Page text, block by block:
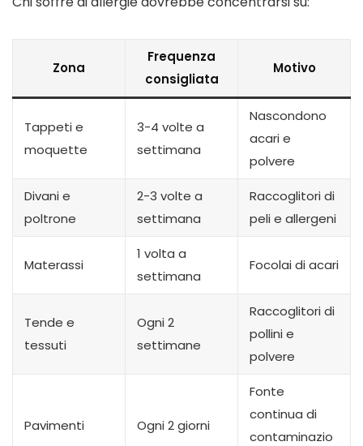
Zona
Frequenza
consigliata
Motivo
Tappeti e
moquette
3-4 volte a
settimana
Nascondono
acari e
polvere
Divani e
poltrone
2-3 volte a
settimana
Raccoglitori di
peli e allergeni
Materassi
1 volta a
settimana
Focolai di acari
Tende e
tessuti
Ogni 2
settimane
Raccoglitori di
pollini e
polvere
Pavimenti Ogni 2 giorni
Fonte
continua di
contaminazio